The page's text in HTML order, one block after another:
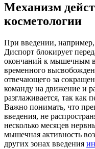
Механизм
косметологии
При введении,
Диспорт блокирует
окончаний к мышечным
временного
отвечающего за
команду на движение и
разглаживается, так как
Важно понимать, что
введения, не
несколько месяцев
мышечная активность
других зонах введения